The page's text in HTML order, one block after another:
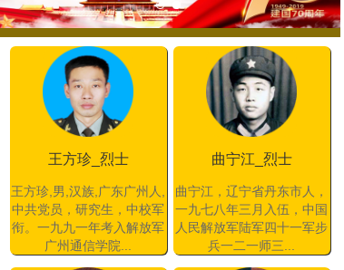
墓园
缅
王方珍_烈士
王方珍,男,汉族,广东广州人,
中共党员，研究生，中校军
衔。一九九一年考入解放军
广州通信学院...
曲宁江_烈士
曲宁江，辽宁省丹东市人，
一九七八年三月入伍，中国
人民解放军陆军四十一军步
兵一二一师三...